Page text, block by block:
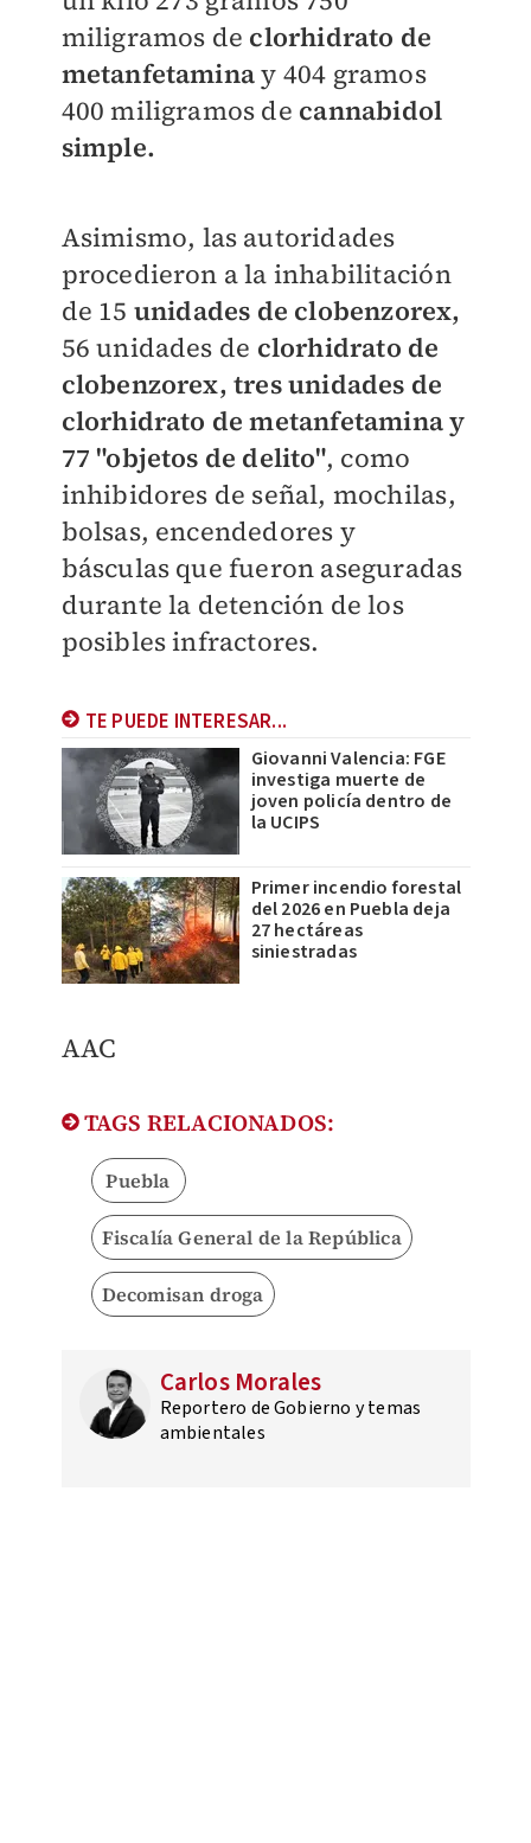
miligramos de clorhidrato de
metanfetaminay 404 gramos
400 miligramos de cannabidol
simple.
Asimismo, las autoridades
procedieron a la inhabilitación
de 15 unidades de clobenzorex,
56 unidades de clorhidrato de
clobenzorex, tres unidades de
clorhidrato de metanfetamina y
77 "objetos de delito", como
inhibidores de señal, mochilas,
bolsas, encendedores y
básculas que fueron aseguradas
durante la detención de los
posibles infractores.
TE PUEDE INTERESAR...
Giovanni Valencia: FGE
investiga muerte de
joven policía dentro de
la UCIPS
Primer incendio forestal
del 2026 en Puebla deja
27 hectáreas
siniestradas
AAC
TAGS RELACIONADOS:
Puebla
Fiscalía General de la República
Decomisan droga
Carlos Morales
Reportero de Gobierno y temas
ambientales